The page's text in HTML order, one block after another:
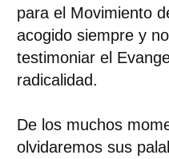
para el Movimiento
acogido siempre y
testimoniar el
radicalidad.
De los muchos
olvidaremos sus